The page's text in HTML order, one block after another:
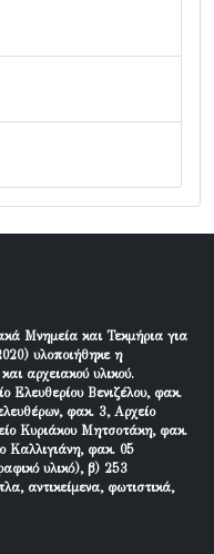
Μνημεία και Τεκμήρια για
υλοποιήθηκε η
αρχειακού υλικού.
Ελευθερίου Βενιζέλου, φακ.
φακ. 3, Αρχείο
Κυριάκου Μητσοτάκη, φακ.
Καλλιγιάνη, φακ. 05
υλικό), β) 253
αντικείμενα, φωτιστικά,